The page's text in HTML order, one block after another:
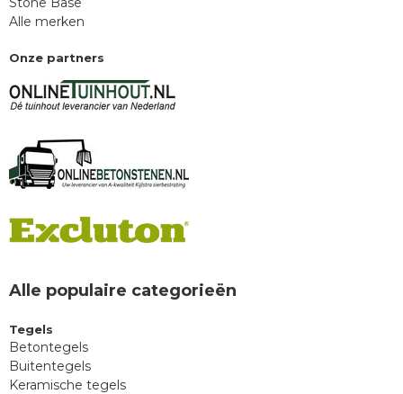
Alle merken
Onze partners
Alle populaire categorieën
Tegels
Betontegels
Buitentegels
Keramische tegels